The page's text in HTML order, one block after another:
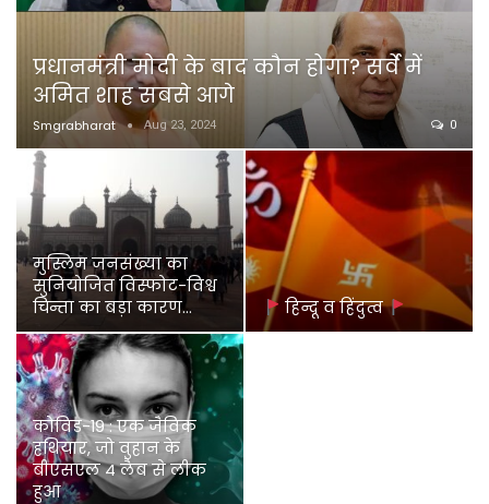
प्रधानमंत्री मोदी के बाद कौन होगा? सर्वे में
अमित शाह सबसे आगे
Smgrabharat Aug 23, 2024 0
मुस्लिम जनसंख्या का
सुनियोजित विस्फोट-विश्व
चिन्ता का बड़ा कारण…
हिन्दू व हिंदुत्व
कोविड-19 : एक जैविक
हथियार, जो वुहान के
बीएसएल 4 लैब से लीक
हुआ